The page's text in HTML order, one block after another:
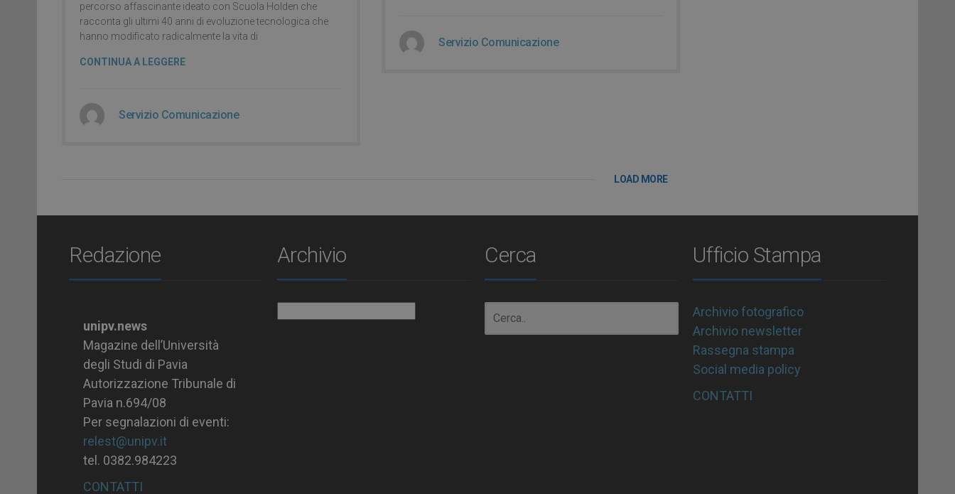
percorso affascinante ideato con Scuola Holden che
racconta gli ultimi 40 anni di evoluzione tecnologica che
hanno modificato radicalmente la vita di
CONTINUA A LEGGERE
Servizio Comunicazione
Servizio Comunicazione
LOAD MORE
Redazione
unipv.news
Magazine dell’Università
degli Studi di Pavia
Autorizzazione Tribunale di
Pavia n.694/08
Per segnalazioni di eventi:
relest@unipv.it
tel. 0382.984223
CONTATTI
Archivio Cerca Ufficio Stampa
Archivio fotografico
Archivio newsletter
Rassegna stampa
Social media policy
CONTATTI